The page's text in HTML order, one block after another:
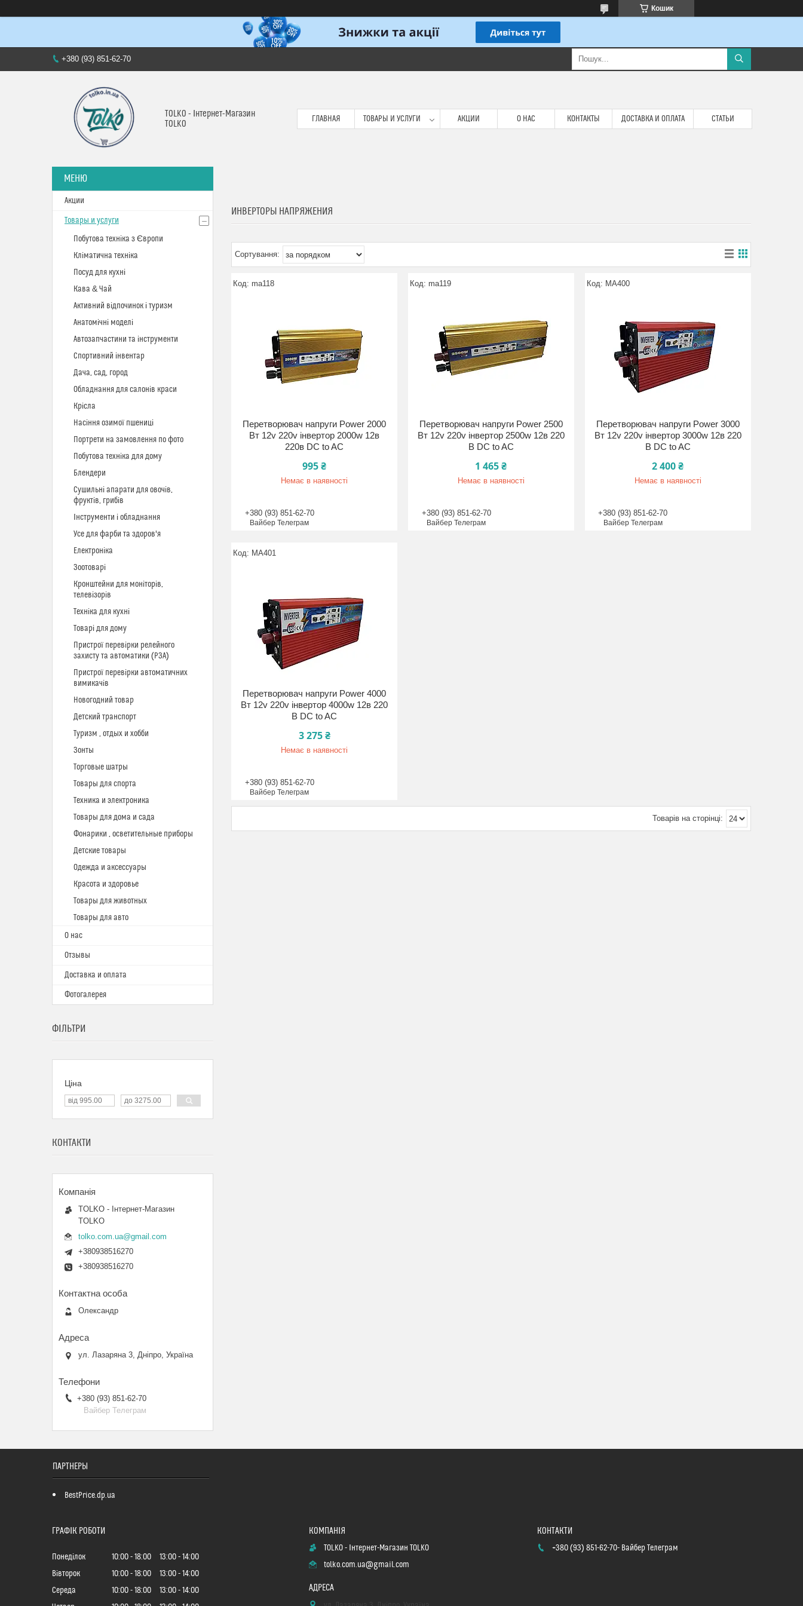
Кошик
+380 (93) 851-62-70
TOLKO - Інтернет-Магазин
TOLKO
ГЛАВНАЯ ТОВАРЫ И УСЛУГИ АКЦИИ О НАС КОНТАКТЫ ДОСТАВКА И ОПЛАТА СТАТЬИ
ИНВЕРТОРЫ НАПРЯЖЕНИЯ
ma118
Перетворювач напруги Power 2000
Вт 12v 220v інвертор 2000w 12в
220в DC to AC
995 ₴
Немає в наявності
+380 (93) 851-62-70
Вайбер Телеграм
ma119
Перетворювач напруги Power 2500
Вт 12v 220v інвертор 2500w 12в 220
В DC to AC
1 465 ₴
Немає в наявності
+380 (93) 851-62-70
Вайбер Телеграм
MA400
Перетворювач напруги Power 3000
Вт 12v 220v інвертор 3000w 12в 220
В DC to AC
2 400 ₴
Немає в наявності
+380 (93) 851-62-70
Вайбер Телеграм
MA401
Перетворювач напруги Power 4000
Вт 12v 220v інвертор 4000w 12в 220
В DC to AC
3 275 ₴
Немає в наявності
+380 (93) 851-62-70
Вайбер Телеграм
Акции
Товары и услуги
Побутова техніка з Європи
Кліматична техніка
Посуд для кухні
Кава & Чай
Активний відпочинок і туризм
Анатомічні моделі
Автозапчастини та інструменти
Спортивний інвентар
Дача, сад, город
Обладнання для салонів краси
Крісла
Насіння озимої пшениці
Портрети на замовлення по фото
Побутова техніка для дому
Блендери
Сушильні апарати для овочів,
фруктів, грибів
Інструменти і обладнання
Усе для фарби та здоров'я
Електроніка
Зоотоварі
Кронштейни для моніторів,
телевізорів
Техніка для кухні
Товарі для дому
Пристрої перевірки релейного
захисту та автоматики (РЗА)
Пристрої перевірки автоматичних
вимикачів
Новогодний товар
Детский транспорт
Туризм , отдых и хобби
Зонты
Торговые шатры
Товары для спорта
Техника и электроника
Товары для дома и сада
Фонарики , осветительные приборы
Детские товары
Одежда и аксессуары
Красота и здоровье
Товары для животных
Товары для авто
О нас
Отзывы
Доставка и оплата
Фотогалерея
ФІЛЬТРИ
Ціна
КОНТАКТИ
TOLKO - Інтернет-Магазин
TOLKO
tolko.com.ua@gmail.com
+380938516270
+380938516270
Олександр
ул. Лазаряна 3, Дніпро, Україна
+380 (93) 851-62-70
Вайбер Телеграм
ПАРТНЕРЫ
BestPrice.dp.ua
ГРАФІК РОБОТИ
Понеділок 10:00 18:00 13:00
14:00
Вівторок
10:00 18:00 13:00
14:00
Середа
10:00 18:00 13:00
14:00
TOLKO - Інтернет-Магазин TOLKO
tolko.com.ua@gmail.com
+380 (93) 851-62-70 Вайбер Телеграм